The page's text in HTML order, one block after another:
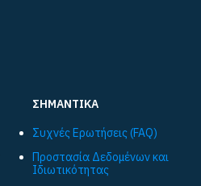
ΣΗΜΑΝΤΙΚΑ
Συχνές Ερωτήσεις (FAQ)
Προστασία Δεδομένων και
Ιδιωτικότητας